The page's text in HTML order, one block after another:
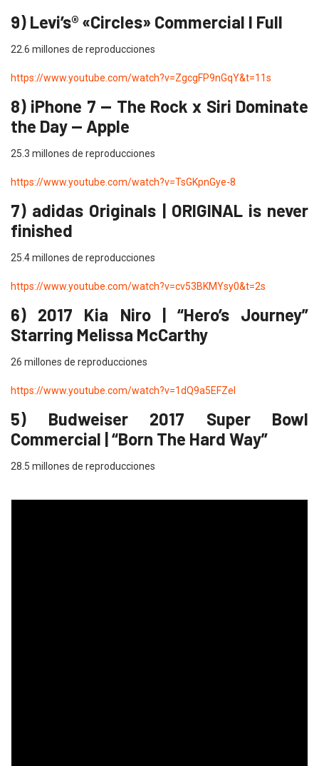
9) Levi’s® «Circles» Commercial l Full
22.6 millones de reproducciones
https://www.youtube.com/watch?v=ZgcgFP9nGqY&t=11s
8) iPhone 7 — The Rock x Siri Dominate
the Day — Apple
25.3 millones de reproducciones
https://www.youtube.com/watch?v=TsGKpnGye-8
7) adidas Originals | ORIGINAL is never
finished
25.4 millones de reproducciones
https://www.youtube.com/watch?v=cv53BKMYsy0&t=2s
6) 2017 Kia Niro | “Hero’s Journey”
Starring Melissa McCarthy
26 millones de reproducciones
https://www.youtube.com/watch?v=1dQ9a5EFZeI
5) Budweiser 2017 Super Bowl
Commercial | “Born The Hard Way”
28.5 millones de reproducciones